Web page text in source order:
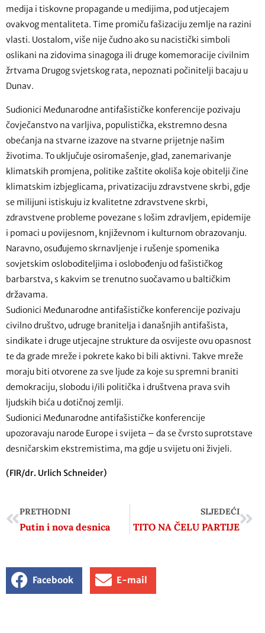
medija i tiskovne propagande u medijima, pod utjecajem
ovakvog mentaliteta. Time promiču fašizaciju zemlje na razini
vlasti. Uostalom, više nije čudno ako su nacistički simboli
oslikani na zidovima sinagoga ili druge komemoracije civilnim
žrtvama Drugog svjetskog rata, nepoznati počinitelji bacaju u
Dunav.
Sudionici Međunarodne antifašističke konferencije pozivaju
čovječanstvo na varljiva, populistička, ekstremno desna
obećanja na stvarne izazove na stvarne prijetnje našim
životima. To uključuje osiromašenje, glad, zanemarivanje
klimatskih promjena, politike zaštite okoliša koje obitelji čine
klimatskim izbjeglicama, privatizaciju zdravstvene skrbi, gdje
se milijuni istiskuju iz kvalitetne zdravstvene skrbi,
zdravstvene probleme povezane s lošim zdravljem, epidemije
i pomaci u povijesnom, književnom i kulturnom obrazovanju.
Naravno, osuđujemo skrnavljenje i rušenje spomenika
sovjetskim osloboditeljima i oslobođenju od fašističkog
barbarstva, s kakvim se trenutno suočavamo u baltičkim
državama.
Sudionici Međunarodne antifašističke konferencije pozivaju
civilno društvo, udruge branitelja i današnjih antifašista,
sindikate i druge utjecajne strukture da osvijeste ovu opasnost
te da grade mreže i pokrete kako bi bili aktivni. Takve mreže
moraju biti otvorene za sve ljude za koje su spremni braniti
demokraciju, slobodu i/ili politička i društvena prava svih
ljudskih bića u dotičnoj zemlji.
Sudionici Međunarodne antifašističke konferencije
upozoravaju narode Europe i svijeta – da se čvrsto suprotstave
desničarskim ekstremistima, ma gdje u svijetu oni živjeli.
(FIR/dr. Urlich Schneider)
PRETHODNI
Putin i nova desnica
SLJEDEĆI
TITO NA ČELU PARTIJE
Facebook E-mail